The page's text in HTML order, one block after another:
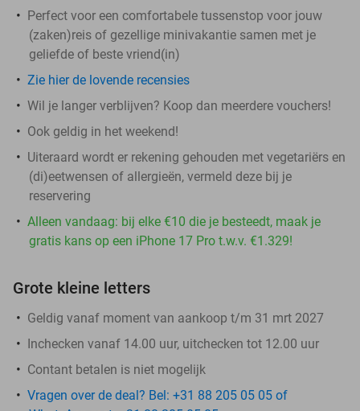
Perfect voor een comfortabele tussenstop voor jouw
(zaken)reis of gezellige minivakantie samen met je
geliefde of beste vriend(in)
Zie hier de lovende recensies
Wil je langer verblijven? Koop dan meerdere vouchers!
Ook geldig in het weekend!
Uiteraard wordt er rekening gehouden met vegetariërs en
(di)eetwensen of allergieën, vermeld deze bij je
reservering
Alleen vandaag: bij elke €10 die je besteedt, maak je
gratis kans op een iPhone 17 Pro t.w.v. €1.329!
Grote kleine letters
Geldig vanaf moment van aankoop t/m 31 mrt 2027
Inchecken vanaf 14.00 uur, uitchecken tot 12.00 uur
Contant betalen is niet mogelijk
Vragen over de deal? Bel: +31 88 205 05 05 of